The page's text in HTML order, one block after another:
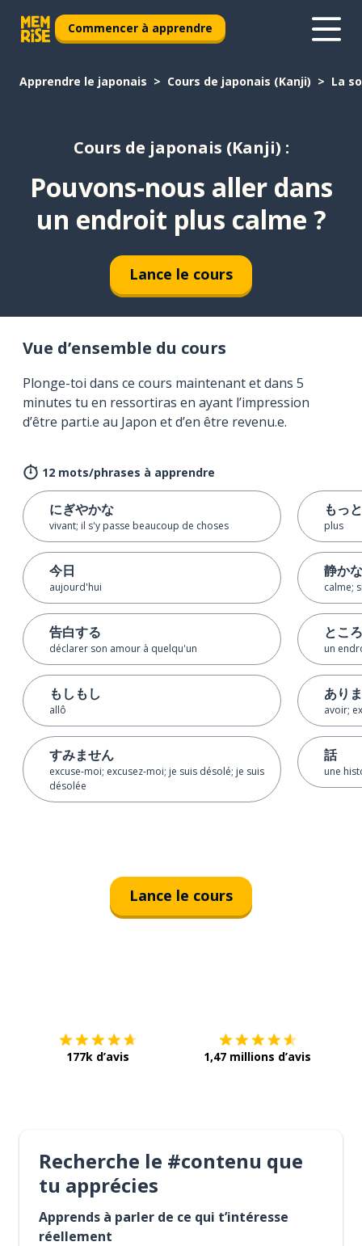
Commencer à apprendre
Apprendre le japonais Cours de japonais (Kanji) La
Cours de japonais (Kanji) :
Pouvons-nous aller dans
un endroit plus calme ?
Lance le cours
Vue d’ensemble du cours
Plonge-toi dans ce cours maintenant et dans 5
minutes tu en ressortiras en ayant l’impression
d’être parti.e au Japon et d’en être revenu.e.
12 mots/phrases à apprendre
にぎやかな
vivant; il s'y passe beaucoup de choses
今日
aujourd'hui
告白する
déclarer son amour à quelqu'un
もしもし
allô
すみません
excuse-moi; excusez-moi; je suis désolé; je suis
désolée
もっと
plus
静かな
calme;
ところ
un
あり
avoir;
話
une
Lance le cours
177k d’avis 1,47 millions d’avis
Recherche le #contenu que
tu apprécies
Apprends à parler de ce qui t’intéresse
réellement